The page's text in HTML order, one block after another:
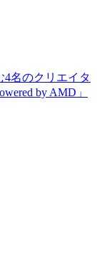
4名のクリエイタ
by AMD」